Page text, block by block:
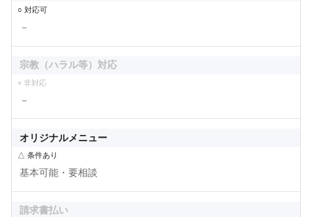
○ 対応可
－
宗教（ハラル等）対応
× 非対応
－
オリジナルメニュー
△ 条件あり
基本可能・要相談
請求書払い